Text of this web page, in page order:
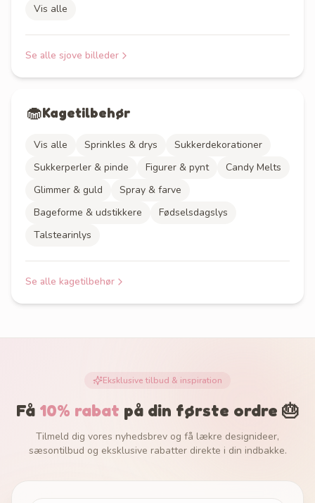
Vis alle
Se alle sjove billeder
🧁Kagetilbehør
Vis alle Sprinkles & drys
Sukkerdekorationer
Sukkerperler & pinde
Figurer & pynt
Candy Melts
Glimmer & guld
Spray & farve
Bageforme & udstikkere
Fødselsdagslys
Talstearinlys
Se alle kagetilbehør
Eksklusive tilbud & inspiration
Få 10% rabat på din første ordre 🎂
Tilmeld dig vores nyhedsbrev og få lækre designideer,
sæsontilbud og eksklusive rabatter direkte i din indbakke.